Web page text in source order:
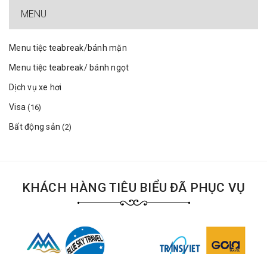
MENU
Menu tiệc teabreak/bánh mặn
Menu tiệc teabreak/ bánh ngọt
Dịch vụ xe hơi
Visa(16)
Bất động sản(2)
KHÁCH HÀNG TIÊU BIỂU ĐÃ PHỤC VỤ